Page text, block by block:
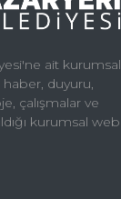
ait kurumsal
duyuru,
çalışmalar ve
kurumsal web